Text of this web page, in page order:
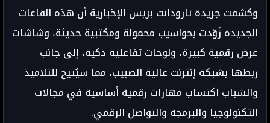
وكشفت جريدة تارودانت بريس الإخبارية أن هذه القاعات
الجديدة زُوّدت بحواسيب محمولة ومكتبية حديثة، وشاشات
عرض رقمية كبيرة، ولوحات تفاعلية ذكية، إلى جانب
ربطها بشبكة إنترنت عالية الصبيب، مما سيُتيح للتلاميذ
والشباب اكتساب مهارات رقمية أساسية في مجالات
التكنولوجيا والبرمجة والتواصل الرقمي.